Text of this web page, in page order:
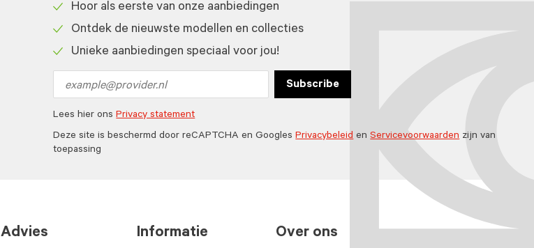
icon
Hoor als eerste van onze aanbiedingen
icon
Ontdek de nieuwste modellen en collecties
Unieke aanbiedingen speciaal voor jou!
address
Subscribe
Lees hier onsPrivacy statement
Deze site is beschermd door reCAPTCHA en GooglesPrivacybeleidenServicevoorwaardenzijn van
toepassing
Advies Informatie Over ons